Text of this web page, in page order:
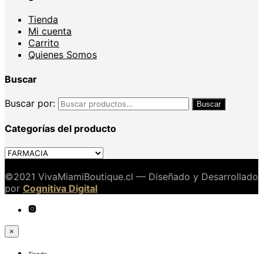
Tienda
Mi cuenta
Carrito
Quienes Somos
Buscar
Buscar por: Buscar
Categorías del producto
©2021 VivaMiamiBoutique.cl — Diseñado y Desarrollado
por Cognitiva Digital
×